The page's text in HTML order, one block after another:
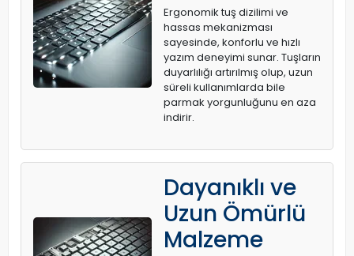
Ergonomik tuş dizilimi ve
hassas mekanizması
sayesinde, konforlu ve hızlı
yazım deneyimi sunar. Tuşların
duyarlılığı artırılmış olup, uzun
süreli kullanımlarda bile
parmak yorgunluğunu en aza
indirir.
Dayanıklı ve
Uzun Ömürlü
Malzeme